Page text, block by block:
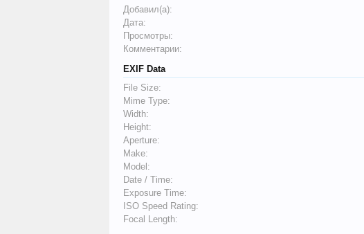
Добавил(а):
Дата:
Просмотры:
Комментарии:
EXIF Data
File Size:
Mime Type:
Width:
Height:
Aperture:
Make:
Model:
Date / Time:
Exposure Time:
ISO Speed Rating:
Focal Length: